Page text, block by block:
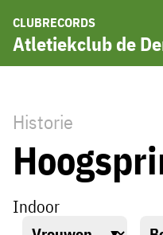
CLUBRECORDS
Atletiekclub de
Historie
Indoor